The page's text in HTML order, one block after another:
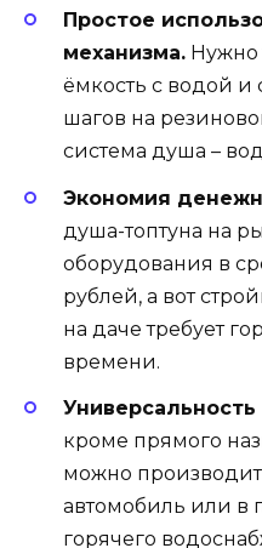
Простое
механизма. Нужно
ёмкость с водой
шагов на
система душа –
Экономия
душа-топтуна на
оборудования в
рублей, а вот
на даче требует
времени.
кроме прямого
можно
автомобиль или в
горячего